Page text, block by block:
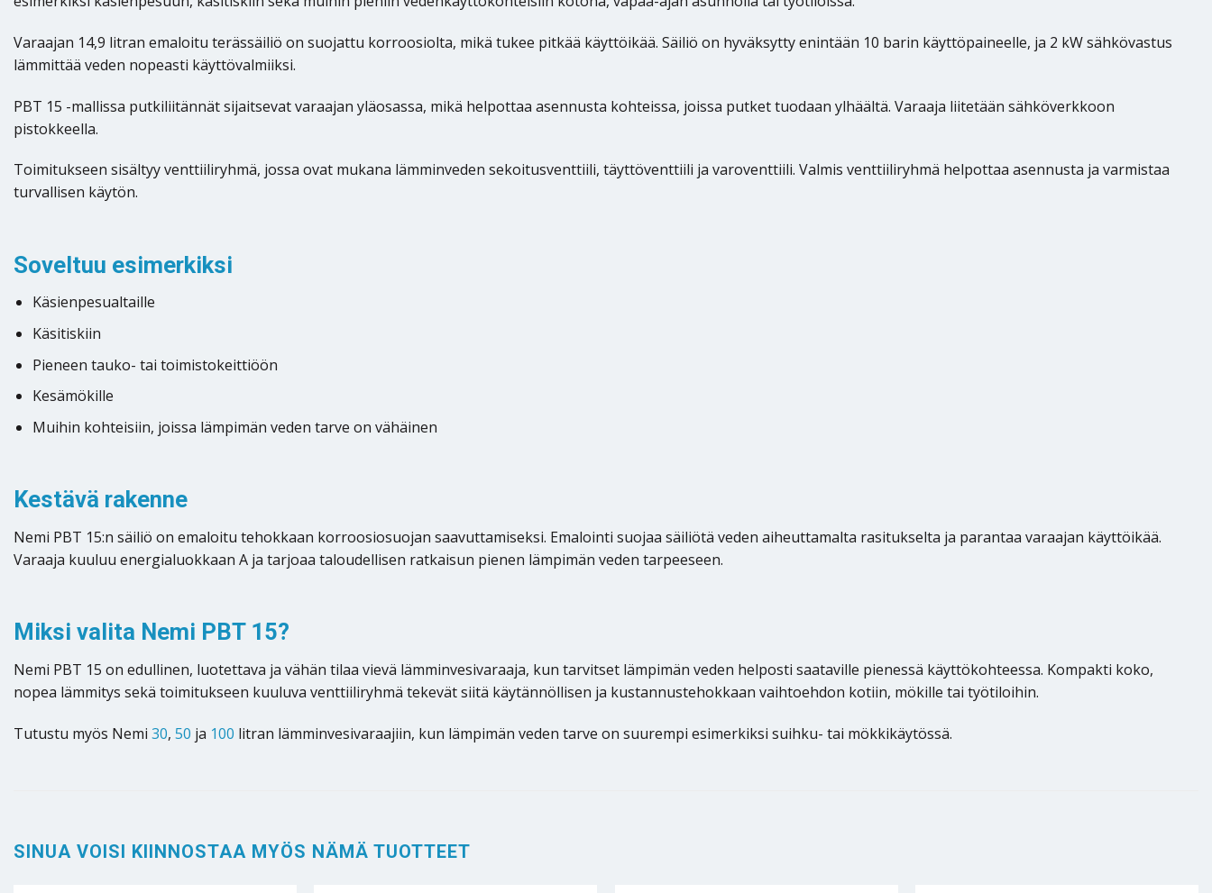
Varaajan 14,9 litran emaloitu terässäiliö on suojattu korroosiolta, mikä tukee pitkää käyttöikää. Säiliö on hyväksytty enintään 10 barin käyttöpaineelle, ja 2 kW sähkövastus
lämmittää veden nopeasti käyttövalmiiksi.
PBT 15 -mallissa putkiliitännät sijaitsevat varaajan yläosassa, mikä helpottaa asennusta kohteissa, joissa putket tuodaan ylhäältä. Varaaja liitetään sähköverkkoon
pistokkeella.
Toimitukseen sisältyy venttiiliryhmä, jossa ovat mukana lämminveden sekoitusventtiili, täyttöventtiili ja varoventtiili. Valmis venttiiliryhmä helpottaa asennusta ja varmistaa
turvallisen käytön.
Soveltuu esimerkiksi
Käsienpesualtaille
Käsitiskiin
Pieneen tauko- tai toimistokeittiöön
Kesämökille
Muihin kohteisiin, joissa lämpimän veden tarve on vähäinen
Kestävä rakenne
Nemi PBT 15:n säiliö on emaloitu tehokkaan korroosiosuojan saavuttamiseksi. Emalointi suojaa säiliötä veden aiheuttamalta rasitukselta ja parantaa varaajan käyttöikää.
Varaaja kuuluu energialuokkaan A ja tarjoaa taloudellisen ratkaisun pienen lämpimän veden tarpeeseen.
Miksi valita Nemi PBT 15?
Nemi PBT 15 on edullinen, luotettava ja vähän tilaa vievä lämminvesivaraaja, kun tarvitset lämpimän veden helposti saataville pienessä käyttökohteessa. Kompakti koko,
nopea lämmitys sekä toimitukseen kuuluva venttiiliryhmä tekevät siitä käytännöllisen ja kustannustehokkaan vaihtoehdon kotiin, mökille tai työtiloihin.
Tutustu myös Nemi 30, 50 ja 100 litran lämminvesivaraajiin, kun lämpimän veden tarve on suurempi esimerkiksi suihku- tai mökkikäytössä.
SINUA VOISI KIINNOSTAA MYÖS NÄMÄ TUOTTEET